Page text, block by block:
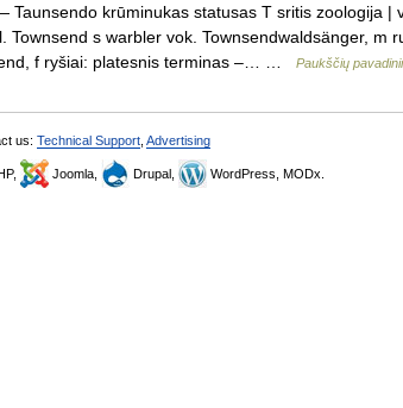
Taunsendo krūminukas statusas T sritis zoologija |
Townsend s warbler vok. Townsendwaldsänger, m
f ryšiai: platesnis terminas –… …
Paukščių
us: Technical Support Advertising
Joomla, Drupal, WordPress, MODx.